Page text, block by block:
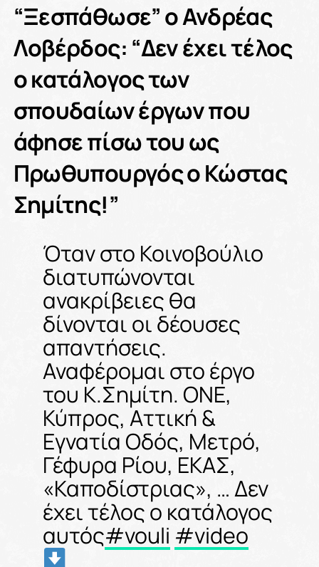
“Ξεσπάθωσε” ο Ανδρέας
Λοβέρδος: “Δεν έχει τέλος
ο κατάλογος των
σπουδαίων έργων που
άφησε πίσω του ως
Πρωθυπουργός ο Κώστας
Σημίτης!”
Όταν στο Κοινοβούλιο
διατυπώνονται
ανακρίβειες θα
δίνονται οι δέουσες
απαντήσεις.
Αναφέρομαι στο έργο
του Κ.Σημίτη. ΟΝΕ,
Κύπρος, Αττική &
Εγνατία Οδός, Μετρό,
Γέφυρα Ρίου, ΕΚΑΣ,
«Καποδίστριας», … Δεν
έχει τέλος ο κατάλογος
αυτός#vouli #video